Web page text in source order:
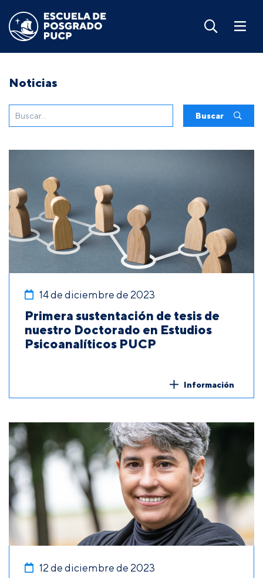
Noticias
Buscar
14 de diciembre de 2023
Primera sustentación de tesis de
nuestro Doctorado en Estudios
Psicoanalíticos PUCP
Información
12 de diciembre de 2023